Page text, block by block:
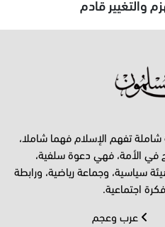
تفهم الإسلام فهما شاملا،
في الأمة، فهي دعوة سلفية،
سياسية، وجماعة رياضية، ورابطة
اجتماعية.
عرب وعجم